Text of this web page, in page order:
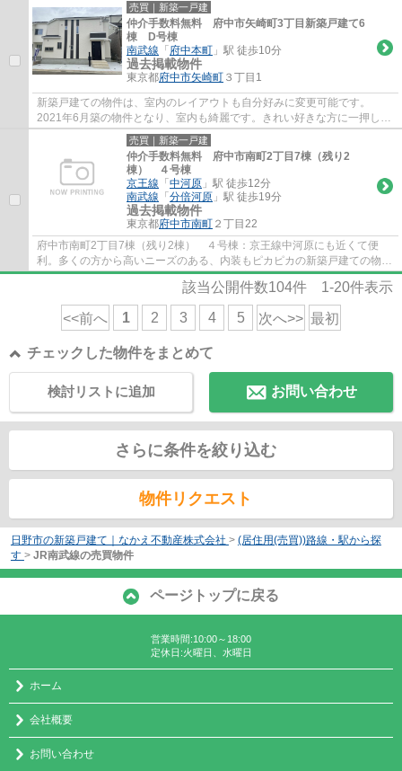
売買｜新築一戸建
仲介手数料無料 府中市矢崎町3丁目新築戸建て6
棟 D号棟
南武線 「 府中本町 」駅 徒歩10分
過去掲載物件
東京都府中市矢崎町 ３丁目1
新築戸建ての物件は、室内のレイアウトも自分好みに変更可能です。
2021年6月築の物件となり、室内も綺麗です。きれい好きな方に一押しな
ピカピカの新築物件です。駅から徒歩10分の場所...
売買｜新築一戸建
仲介手数料無料 府中市南町2丁目7棟（残り2
棟） ４号棟
京王線 「 中河原 」駅 徒歩12分
南武線 「 分倍河原 」駅 徒歩19分
過去掲載物件
東京都府中市南町 ２丁目22
府中市南町2丁目7棟（残り2棟） ４号棟：京王線中河原にも近くて便
利。多くの方から高いニーズのある、内装もピカピカの新築戸建ての物件
です。南側道路に面した物件です。多くの方に...
該当公開件数104件 1-20件表示
<<前へ 1 2 3 4 5 次へ>> 最初
チェックした物件をまとめて
お問い合わせ
検討リストに追加
さらに条件を絞り込む
物件リクエスト
日野市の新築戸建て｜なかえ不動産株式会社 > (居住用(売買))路線・駅から探
す > JR南武線の売買物件
ページトップに戻る
営業時間:10:00～18:00
定休日:火曜日、水曜日
ホーム
会社概要
お問い合わせ